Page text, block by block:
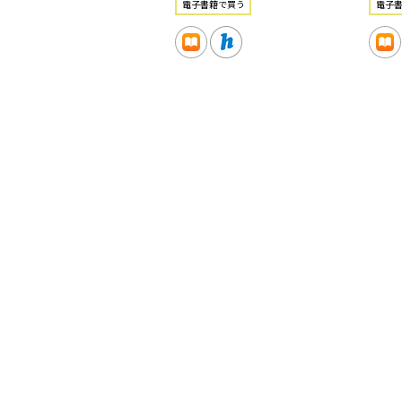
電⼦書籍で買う 電⼦